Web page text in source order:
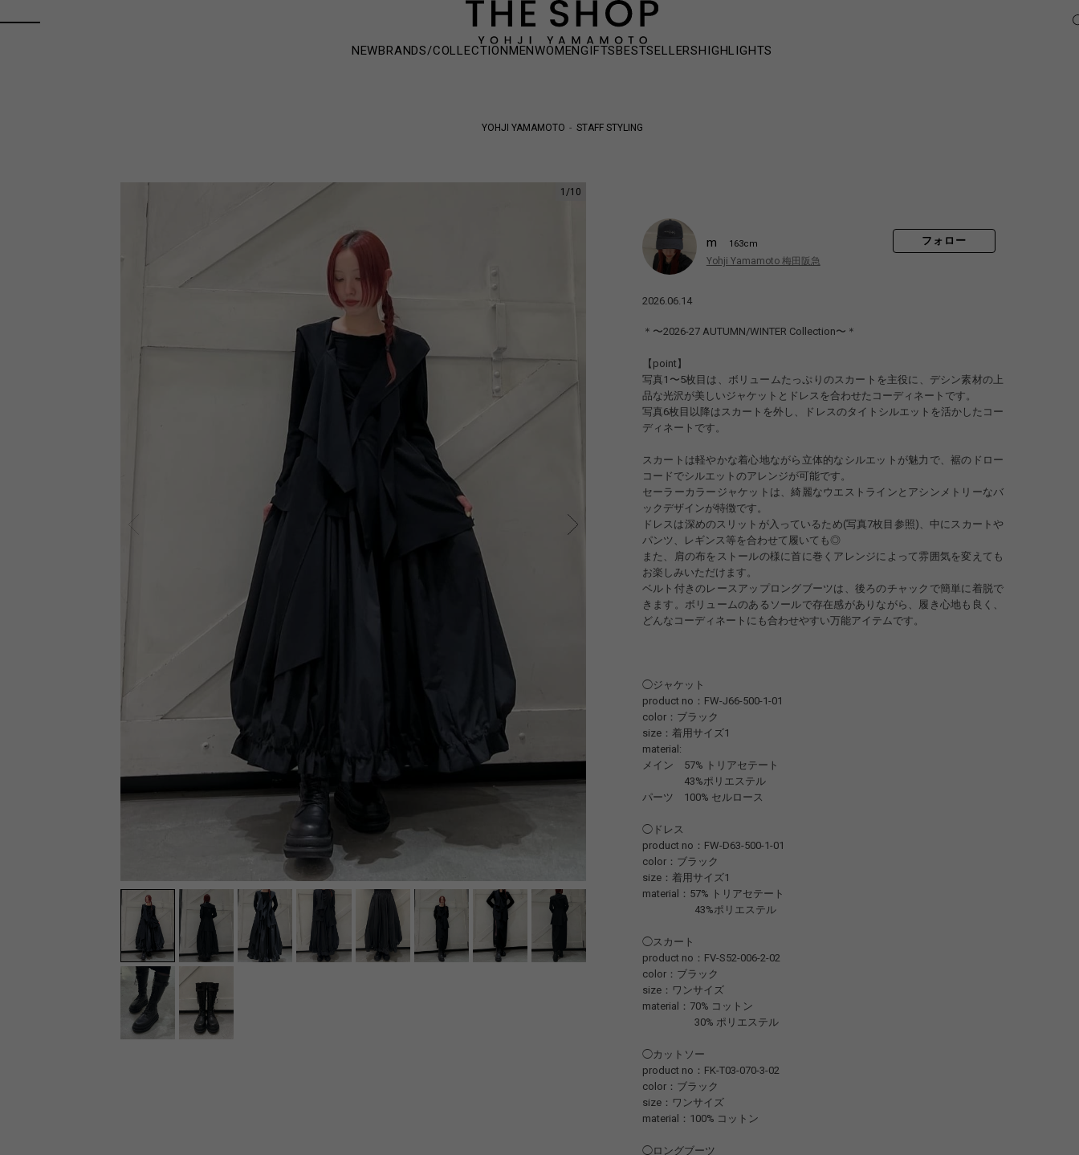
NEWBRANDS/COLLECTIONMENWOMENGIFTSBESTSELLERSHIGHLIGHTS
YOHJI YAMAMOTO STAFF STYLING
1 /10
m 163cm
Yohji Yamamoto 梅田阪急
フォロー
2026.06.14
＊〜2026-27 AUTUMN/WINTER Collection〜＊
【point】
写真1〜5枚目は、ボリュームたっぷりのスカートを主役に、デシン素材の上
品な光沢が美しいジャケットとドレスを合わせたコーディネートです。
写真6枚目以降はスカートを外し、ドレスのタイトシルエットを活かしたコー
ディネートです。
スカートは軽やかな着心地ながら立体的なシルエットが魅力で、裾のドロー
コードでシルエットのアレンジが可能です。
セーラーカラージャケットは、綺麗なウエストラインとアシンメトリーなバ
ックデザインが特徴です。
ドレスは深めのスリットが入っているため(写真7枚目参照)、中にスカートや
パンツ、レギンス等を合わせて履いても◎
また、肩の布をストールの様に首に巻くアレンジによって雰囲気を変えても
お楽しみいただけます。
ベルト付きのレースアップロングブーツは、後ろのチャックで簡単に着脱で
きます。ボリュームのあるソールで存在感がありながら、履き心地も良く、
どんなコーディネートにも合わせやすい万能アイテムです。
◯ジャケット
product no：FW-J66-500-1-01
color：ブラック
size：着用サイズ1
material:
メイン 57% トリアセテート
43%ポリエステル
パーツ 100% セルロース
◯ドレス
product no：FW-D63-500-1-01
color：ブラック
size：着用サイズ1
material：57% トリアセテート
43%ポリエステル
◯スカート
product no：FV-S52-006-2-02
color：ブラック
size：ワンサイズ
material：70% コットン
30% ポリエステル
◯カットソー
product no：FK-T03-070-3-02
color：ブラック
size：ワンサイズ
material：100% コットン
◯ロングブーツ